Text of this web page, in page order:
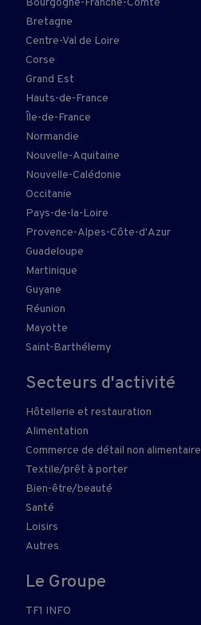
Bourgogne-Franche-Comté
Bretagne
Centre-Val de Loire
Corse
Grand Est
Hauts-de-France
Île-de-France
Normandie
Nouvelle-Aquitaine
Nouvelle-Calédonie
Occitanie
Pays-de-la-Loire
Provence-Alpes-Côte-d'Azur
Guadeloupe
Martinique
Guyane
Réunion
Mayotte
Saint-Barthélemy
Secteurs d'activité
Hôtellerie et restauration
Alimentation
Commerce de détail non alimentaire
Textile/prêt à porter
Bien-être/beauté
Santé
Loisirs
Autres
Le Groupe
TF1 INFO